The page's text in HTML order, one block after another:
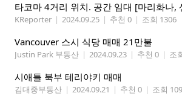
KReporter | 2024.09.25 | 추천 0 | 조회 1306
Vancouver 스시 식당 매매 21만불
Justin Park 부동산 | 2024.09.23 | 추천 0 | 조
시애틀 북부 테리야키 매매
김대중부동산 | 2024.09.21 | 추천 0 | 조회